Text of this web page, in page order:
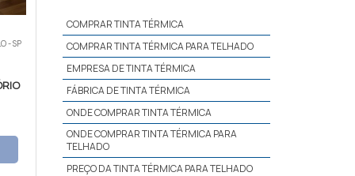
- SP
COMPRAR TINTA TÉRMICA
COMPRAR TINTA TÉRMICA PARA TELHADO
EMPRESA DE TINTA TÉRMICA
FÁBRICA DE TINTA TÉRMICA
ONDE COMPRAR TINTA TÉRMICA
ONDE COMPRAR TINTA TÉRMICA PARA
TELHADO
PREÇO DA TINTA TÉRMICA PARA TELHADO